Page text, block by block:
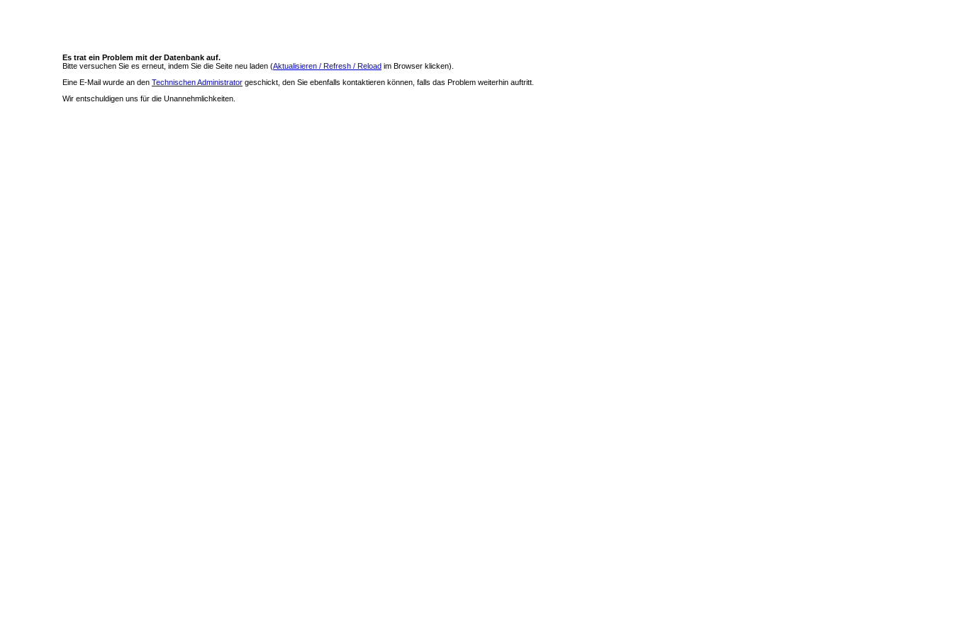
Es trat ein Problem mit der Datenbank auf.
Bitte versuchen Sie es erneut, indem Sie die Seite neu laden (Aktualisieren / Refresh / Reload im Browser klicken).
Eine E-Mail wurde an den Technischen Administrator geschickt, den Sie ebenfalls kontaktieren können, falls das Problem weiterhin auftritt.
Wir entschuldigen uns für die Unannehmlichkeiten.